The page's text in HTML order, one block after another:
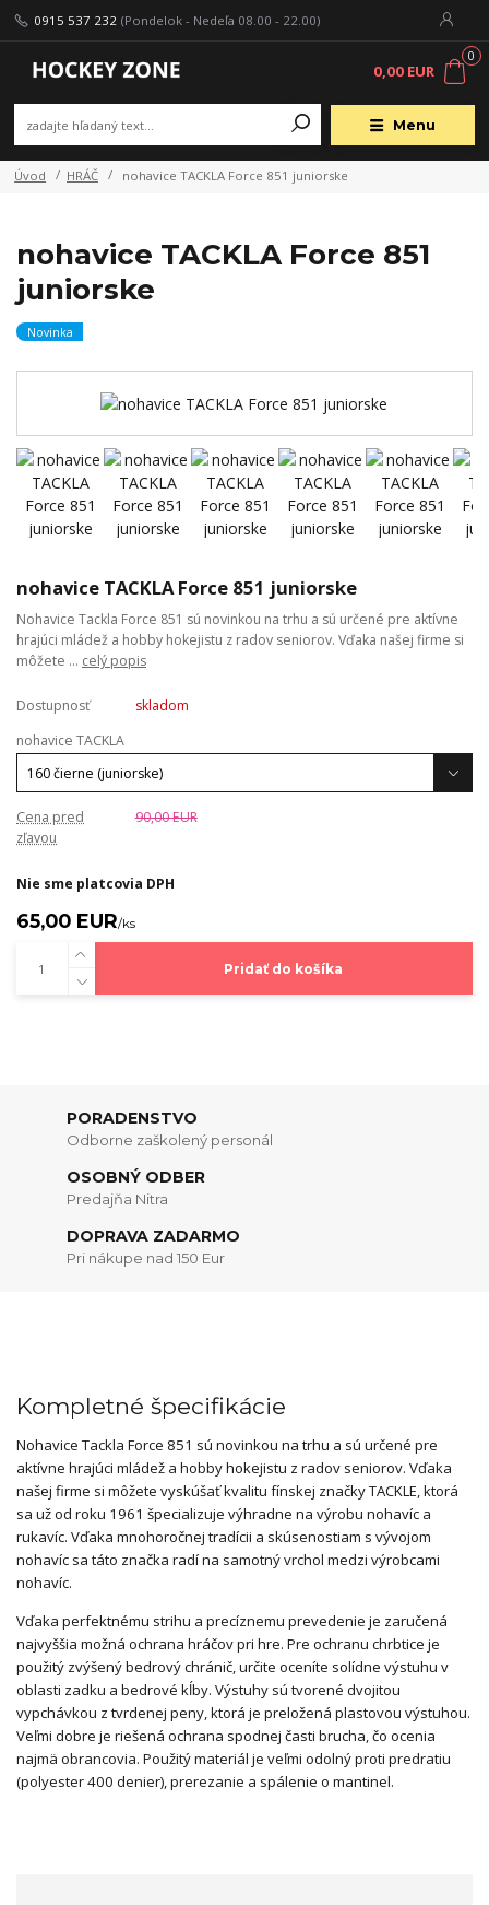
Menu
0915 537 232 (Pondelok - Nedeľa 08.00 - 22.00)
0
0,00 EUR
Úvod HRÁČ nohavice TACKLA Force 851 juniorske
nohavice TACKLA Force 851
juniorske
Novinka
nohavice TACKLA Force 851 juniorske
Nohavice Tackla Force 851 sú novinkou na trhu a sú určené pre aktívne
hrajúci mládež a hobby hokejistu z radov seniorov. Vďaka našej firme si
môžete ... celý popis
Dostupnosť
skladom
nohavice TACKLA
Cena pred
zľavou
90,00 EUR
Nie sme platcovia DPH
65,00 EUR/ks
Pridať do košíka
PORADENSTVO
Odborne zaškolený personál
OSOBNÝ ODBER
Predajňa Nitra
DOPRAVA ZADARMO
Pri nákupe nad 150 Eur
Kompletné špecifikácie
Nohavice Tackla Force 851 sú novinkou na trhu a sú určené pre
aktívne hrajúci mládež a hobby hokejistu z radov seniorov. Vďaka
našej firme si môžete vyskúšať kvalitu fínskej značky TACKLE, ktorá
sa už od roku 1961 špecializuje výhradne na výrobu nohavíc a
rukavíc. Vďaka mnohoročnej tradícii a skúsenostiam s vývojom
nohavíc sa táto značka radí na samotný vrchol medzi výrobcami
nohavíc.
Vďaka perfektnému strihu a precíznemu prevedenie je zaručená
najvyššia možná ochrana hráčov pri hre. Pre ochranu chrbtice je
použitý zvýšený bedrový chránič, určite oceníte solídne výstuhu v
oblasti zadku a bedrové kĺby. Výstuhy sú tvorené dvojitou
vypchávkou z tvrdenej peny, ktorá je preložená plastovou výstuhou.
Veľmi dobre je riešená ochrana spodnej časti brucha, čo ocenia
najmä obrancovia. Použitý materiál je veľmi odolný proti predratiu
(polyester 400 denier), prerezanie a spálenie o mantinel.